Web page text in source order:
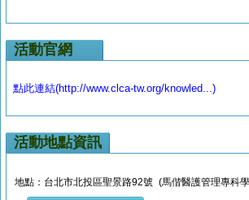
活動官網
點此連結(http://www.clca-tw.org/knowled...)
活動地點資訊
地點：台北市北投區聖景路92號 (馬偕醫護管理專科